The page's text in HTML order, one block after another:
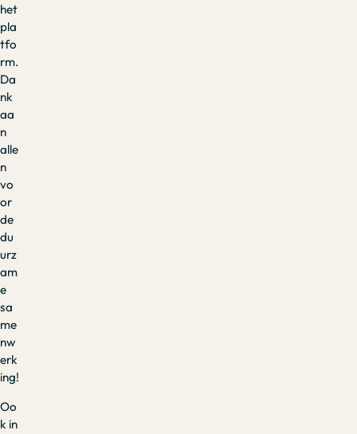
het
pla
tfo
rm.
Da
nk
aa
n
alle
n
vo
or
de
du
urz
am
e
sa
me
nw
erk
ing!
Oo
k in